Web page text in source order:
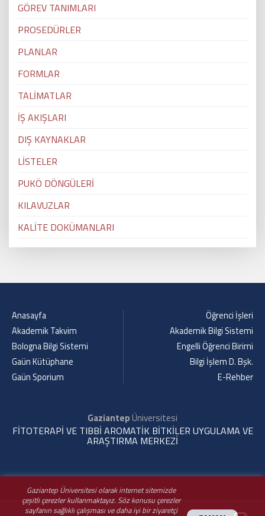
Gaziantep Üniversitesi olarak internet sitemizde
çeşitli çerezler kullanmaktayız. Söz konusu çerezler
sayfanın sağlıklı çalışması ve daha iyi bir ziyaretçi
GÖREV TANIMLARI
PROSEDÜRLER
PLANLAR
FORMLAR
TALİMATLAR
İŞ AKIŞLARI
DIŞ KAYNAKLAR
LİSTELER
PUKÖ DÖNGÜLERİ
KILAVUZLAR
KALİTE DOKÜMANLARI
Anasayfa
Akademik Takvim
Bologna Bilgi Sistemi
Gaün Kütüphane
Gaün Sporium
Öğrenci İşleri
Akademik Bilgi Sistemi
Engelli Öğrenci Birimi
Bilgi İşlem D. Bşk.
E-Rehber
GaziantepÜniversitesi
FİTOTERAPİ VE TIBBİ AROMATİK BİTKİLER UYGULAMA VE
ARAŞTIRMA MERKEZİ